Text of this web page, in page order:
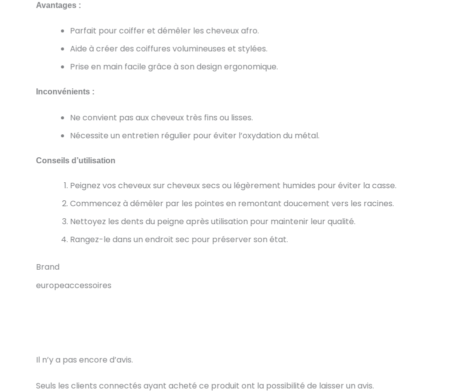
Avantages :
Parfait pour coiffer et démêler les cheveux afro.
Aide à créer des coiffures volumineuses et stylées.
Prise en main facile grâce à son design ergonomique.
Inconvénients :
Ne convient pas aux cheveux très fins ou lisses.
Nécessite un entretien régulier pour éviter l’oxydation du métal.
Conseils d’utilisation
Peignez vos cheveux sur cheveux secs ou légèrement humides pour éviter la casse.
Commencez à démêler par les pointes en remontant doucement vers les racines.
Nettoyez les dents du peigne après utilisation pour maintenir leur qualité.
Rangez-le dans un endroit sec pour préserver son état.
Brand
europeaccessoires
Il n’y a pas encore d’avis.
Seuls les clients connectés ayant acheté ce produit ont la possibilité de laisser un avis.